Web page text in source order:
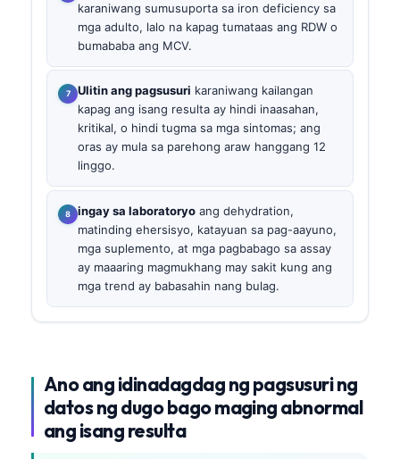
karaniwang sumusuporta sa iron deficiency sa
mga adulto, lalo na kapag tumataas ang RDW o
bumababa ang MCV.
Ulitin ang pagsusuri karaniwang kailangan
kapag ang isang resulta ay hindi inaasahan,
kritikal, o hindi tugma sa mga sintomas; ang
oras ay mula sa parehong araw hanggang 12
linggo.
ingay sa laboratoryo ang dehydration,
matinding ehersisyo, katayuan sa pag-aayuno,
mga suplemento, at mga pagbabago sa assay
ay maaaring magmukhang may sakit kung ang
mga trend ay babasahin nang bulag.
Ano ang idinadagdag ng pagsusuri ng
datos ng dugo bago maging abnormal
ang isang resulta